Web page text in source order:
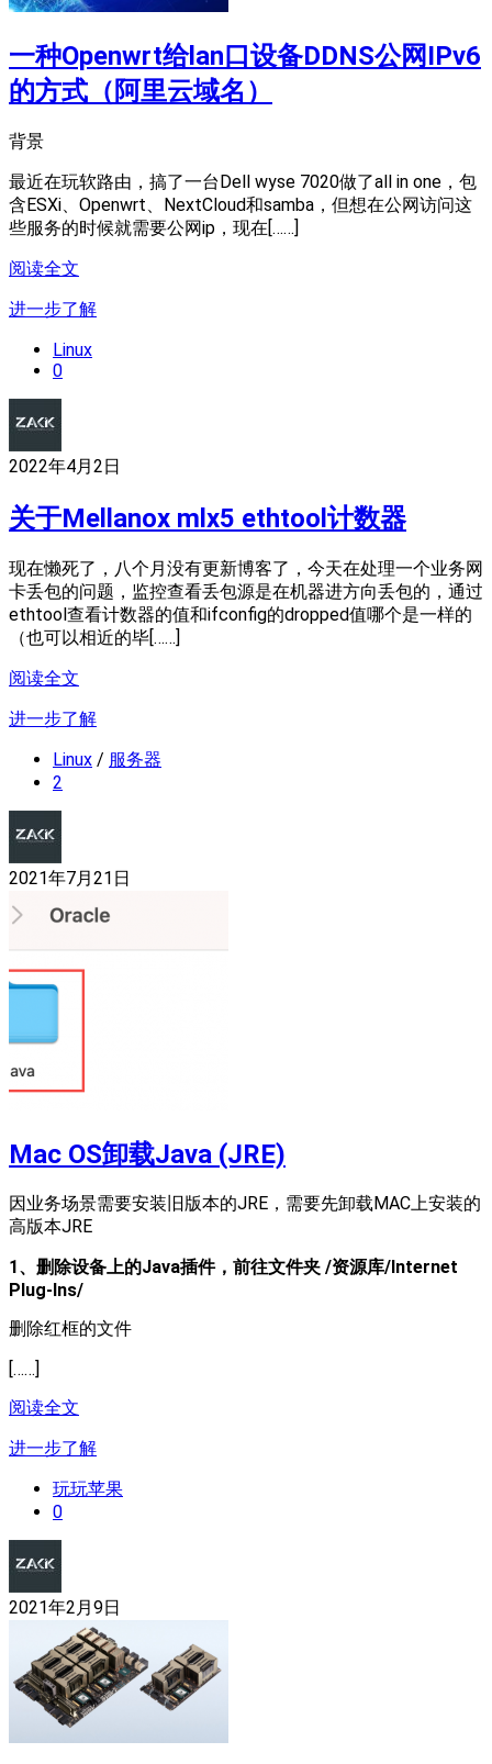
一种Openwrt给lan口设备DDNS公网IPv6
的方式（阿里云域名）
背景
最近在玩软路由，搞了一台Dell wyse 7020做了all in one，包
含ESXi、Openwrt、NextCloud和samba，但想在公网访问这
些服务的时候就需要公网ip，现在[……]
阅读全文
进一步了解
Linux
0
2022年4月2日
关于Mellanox mlx5 ethtool计数器
现在懒死了，八个月没有更新博客了，今天在处理一个业务网
卡丢包的问题，监控查看丢包源是在机器进方向丢包的，通过
ethtool查看计数器的值和ifconfig的dropped值哪个是一样的
（也可以相近的毕[……]
阅读全文
进一步了解
Linux / 服务器
2
2021年7月21日
Mac OS卸载Java (JRE)
因业务场景需要安装旧版本的JRE，需要先卸载MAC上安装的
高版本JRE
1、删除设备上的Java插件，前往文件夹 /资源库/Internet
Plug-Ins/
删除红框的文件
[……]
阅读全文
进一步了解
玩玩苹果
0
2021年2月9日